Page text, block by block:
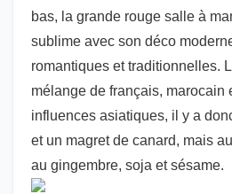
bas, la grande rouge salle à
sublime avec son déco
romantiques et traditionnelles.
mélange de français, marocain
influences asiatiques, il y a
et un magret de canard, mais
au gingembre, soja et sésame.